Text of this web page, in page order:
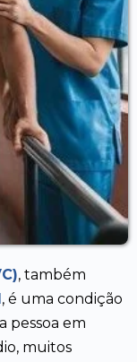
, também
, é uma condição
pessoa em
muitos